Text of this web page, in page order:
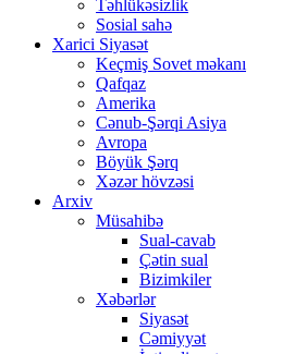
Təhlükəsizlik
Sosial sahə
Xarici Siyasət
Keçmiş Sovet məkanı
Qafqaz
Amerika
Cənub-Şərqi Asiya
Avropa
Böyük Şərq
Xəzər hövzəsi
Arxiv
Müsahibə
Sual-cavab
Çətin sual
Bizimkiler
Xəbərlər
Siyasət
Cəmiyyət